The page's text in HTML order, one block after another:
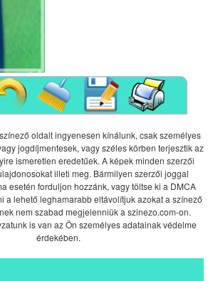
oldalt ingyenesen kínálunk, csak személyes
jogdíjmentesek, vagy széles körben terjesztik az
ismeretlen eredetűek. A képek minden szerzői
illeti meg. Bármilyen szerzői joggal
esetén forduljon hozzánk, vagy töltse ki a DMCA
a lehető leghamarabb eltávolítjuk azokat a színező
nem szabad megjelenniük a szinezo.com-on.
is van az Ön személyes adatainak védelme
érdekében.